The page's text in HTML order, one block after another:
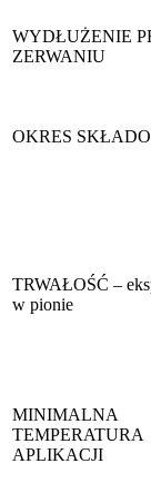
WYDŁUŻENIE
ZERWANIU
OKRES
TRWAŁOŚĆ –
w pionie
MINIMALNA
TEMPERATURA
APLIKACJI